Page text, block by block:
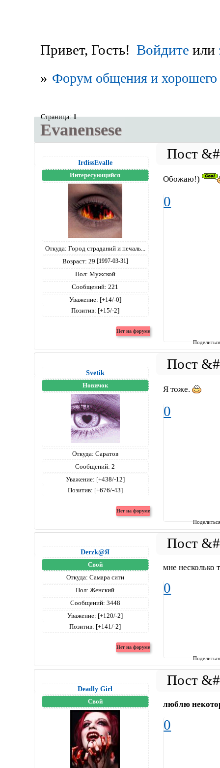
Привет, Гость! Войдите или
» Форум общения и хорошего
Evanensese
Страница:1
IrdissEvalle
Интересующийся
Откуда: Город страданий и печаль...
Возраст: 29 [1997-03-31]
Пол: Мужской
Сообщений: 221
Уважение: [+14/-0]
Позитив: [+15/-2]
Обожаю!)
0
Svetik
Новичок
Откуда: Саратов
Сообщений: 2
Уважение: [+438/-12]
Позитив: [+676/-43]
Я тоже.
0
Derzk@Я
Свой
Откуда: Самара сити
Пол: Женский
Сообщений: 3448
Уважение: [+120/-2]
Позитив: [+141/-2]
мне несколько
0
Deadly Girl
Свой люблю
0